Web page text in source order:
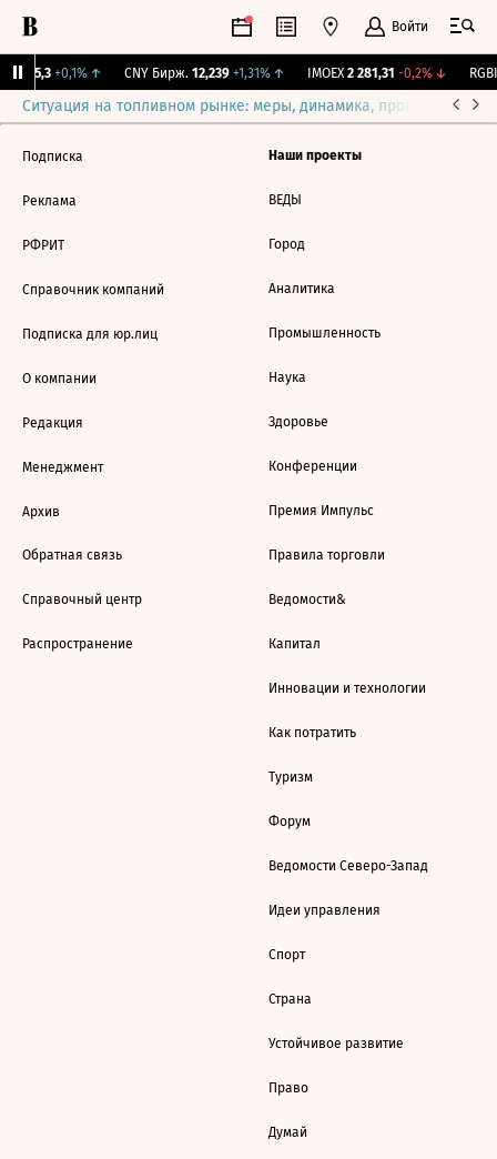
Войти
115,3 +0,1%↑ CNY Бирж. 12,239 +1,31%↑ IMOEX 2 281,31 -0,2%↓
Ситуация на топливном рынке: меры, динамика, прогнозы
Подписка
Реклама
РФРИТ
Справочник компаний
Подписка для юр.лиц
О компании
Редакция
Менеджмент
Архив
Обратная связь
Справочный центр
Распространение
Наши проекты
ВЕДЫ
Город
Аналитика
Промышленность
Наука
Здоровье
Конференции
Премия Импульс
Правила торговли
Ведомости&
Капитал
Инновации и технологии
Как потратить
Туризм
Форум
Ведомости Северо-Запад
Идеи управления
Спорт
Страна
Устойчивое развитие
Право
Думай